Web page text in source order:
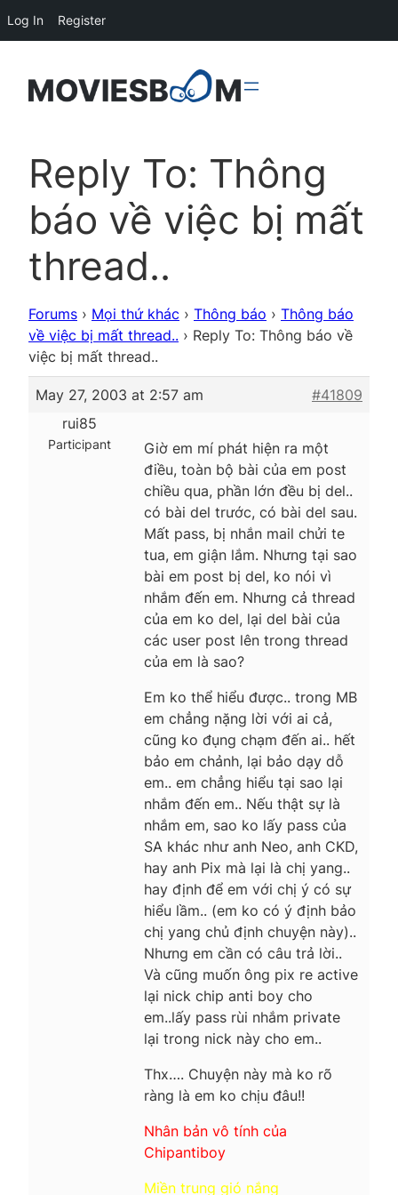
Reply To: Thông
báo về việc bị mất
thread..
Forums › Mọi thứ khác › Thông báo › Thông báo
về việc bị mất thread.. › Reply To: Thông báo về
việc bị mất thread..
May 27, 2003 at 2:57 am
#41809
rui85
Participant
Giờ em mí phát hiện ra một
điều, toàn bộ bài của em post
chiều qua, phần lớn đều bị del..
có bài del trước, có bài del sau.
Mất pass, bị nhắn mail chửi te
tua, em giận lắm. Nhưng tại sao
bài em post bị del, ko nói vì
nhắm đến em. Nhưng cả thread
của em ko del, lại del bài của
các user post lên trong thread
của em là sao?
Em ko thể hiểu được.. trong MB
em chẳng nặng lời với ai cả,
cũng ko đụng chạm đến ai.. hết
bảo em chảnh, lại bảo dạy dỗ
em.. em chẳng hiểu tại sao lại
nhắm đến em.. Nếu thật sự là
nhắm em, sao ko lấy pass của
SA khác như anh Neo, anh CKD,
hay anh Pix mà lại là chị yang..
hay định để em với chị ý có sự
hiểu lầm.. (em ko có ý định bảo
chị yang chủ định chuyện này)..
Nhưng em cần có câu trả lời..
Và cũng muốn ông pix re active
lại nick chip anti boy cho
em..lấy pass rùi nhắm private
lại trong nick này cho em..
Thx…. Chuyện này mà ko rõ
ràng là em ko chịu đâu!!
Nhân bản vô tính của
Chipantiboy
Miền trung gió nắng
Log In Register